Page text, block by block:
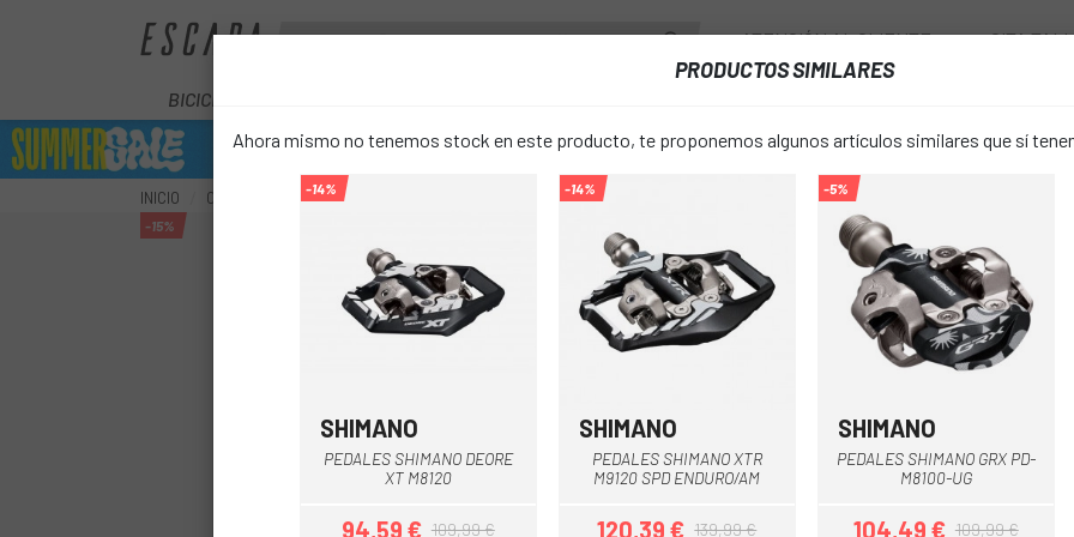
ATENCIÓN AL CLIENTE CITA
BICICLETAS
INICIO COMPONENTES PEDALES PEDALES CRANKBROTHERS CANDY 3
favorite_border
-15%
PEDALES
CANDY 3
Única
PRODUCTOS SIMILARES
Ahora mismo no tenemos stock en este producto, te proponemos algunos artículos similares que sí
-14%
SHIMANO
PEDALES SHIMANO DEORE
XT M8120
94,59 € 109,99 €
-14%
SHIMANO
PEDALES SHIMANO XTR
M9120 SPD ENDURO/AM
120,39 € 139,99 €
Negro
-5%
SHIMANO
PEDALES SHIMANO GRX PD-
M8100-UG
104,49 € 109,99 €